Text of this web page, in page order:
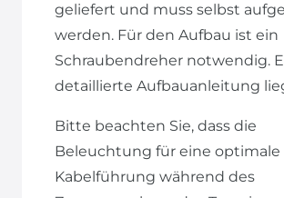
geliefert und muss selbst
werden. Für den Aufbau ist ein
Schraubendreher notwendig.
detaillierte Aufbauanleitung
Bitte beachten Sie, dass die
Beleuchtung für eine optimale
Kabelführung während des